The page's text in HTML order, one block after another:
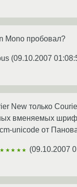
Mono пробовал?
(09.10.2007
New только
вменяемых
unicode от
★★★★★ (09.10.2007